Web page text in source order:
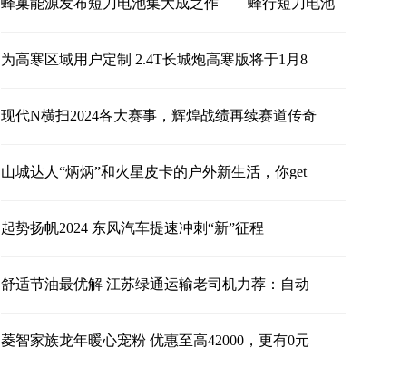
蜂巢能源发布短刀电池集大成之作——蜂行短刀电池
为高寒区域用户定制 2.4T长城炮高寒版将于1月8
现代N横扫2024各大赛事，辉煌战绩再续赛道传奇
山城达人“炳炳”和火星皮卡的户外新生活，你get
起势扬帆2024 东风汽车提速冲刺“新”征程
舒适节油最优解 江苏绿通运输老司机力荐：自动
菱智家族龙年暖心宠粉 优惠至高42000，更有0元